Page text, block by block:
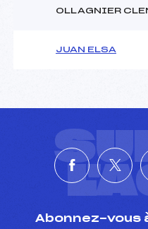
OLLAGNIER
JUAN ELSA
Abonnez-vous